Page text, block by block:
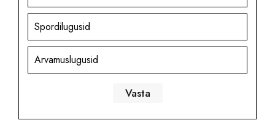
Spordilugusid
Arvamuslugusid